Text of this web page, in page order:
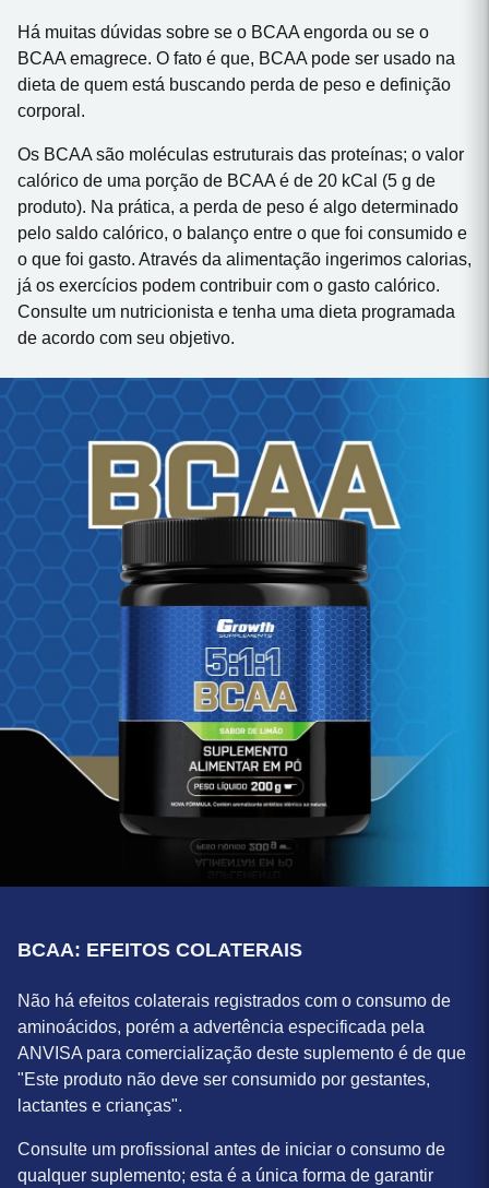
Há muitas dúvidas sobre se o BCAA engorda ou se o
BCAA emagrece. O fato é que, BCAA pode ser usado na
dieta de quem está buscando perda de peso e definição
corporal.
Os BCAA são moléculas estruturais das proteínas; o valor
calórico de uma porção de BCAA é de 20 kCal (5 g de
produto). Na prática, a perda de peso é algo determinado
pelo saldo calórico, o balanço entre o que foi consumido e
o que foi gasto. Através da alimentação ingerimos calorias,
já os exercícios podem contribuir com o gasto calórico.
Consulte um nutricionista e tenha uma dieta programada
de acordo com seu objetivo.
BCAA: EFEITOS COLATERAIS
Não há efeitos colaterais registrados com o consumo de
aminoácidos, porém a advertência especificada pela
ANVISA para comercialização deste suplemento é de que
"Este produto não deve ser consumido por gestantes,
lactantes e crianças".
Consulte um profissional antes de iniciar o consumo de
qualquer suplemento; esta é a única forma de garantir